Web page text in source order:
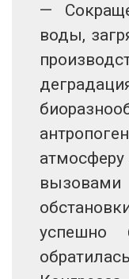
—
воды,
успешно